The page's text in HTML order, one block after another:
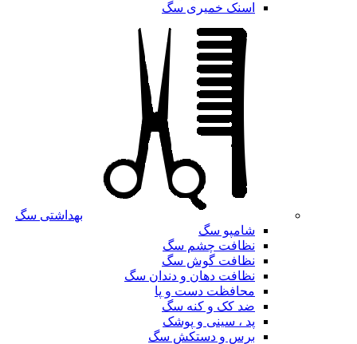
اسنک خمیری سگ
بهداشتی سگ
شامپو سگ
نظافت چشم سگ
نظافت گوش سگ
نظافت دهان و دندان سگ
محافظت دست و پا
ضد کک و کنه سگ
پد ، سینی و پوشک
برس و دستکش سگ